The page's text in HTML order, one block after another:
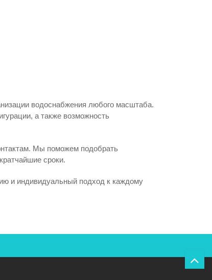
водоснабжения любого масштаба.
а также возможность
Мы поможем подобрать
сроки.
и индивидуальный подход к каждому